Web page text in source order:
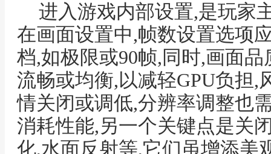
进入游戏内部设置,是玩家
在画面设置中,帧数设置选项
档,如极限或90帧,同时,画面
流畅或均衡,以减轻GPU负担,
情关闭或调低,分辨率调整也
消耗性能,另一个关键点是关
化,水面反射等,它们虽增添美